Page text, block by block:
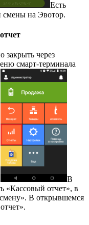
Есть
смены на Эвотор.
через
смарт-терминала
В
«Кассовый отчет», в
В открывшемся